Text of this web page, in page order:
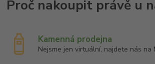
Kamenná prodejna
Nejsme jen virtuální, najdete nás na